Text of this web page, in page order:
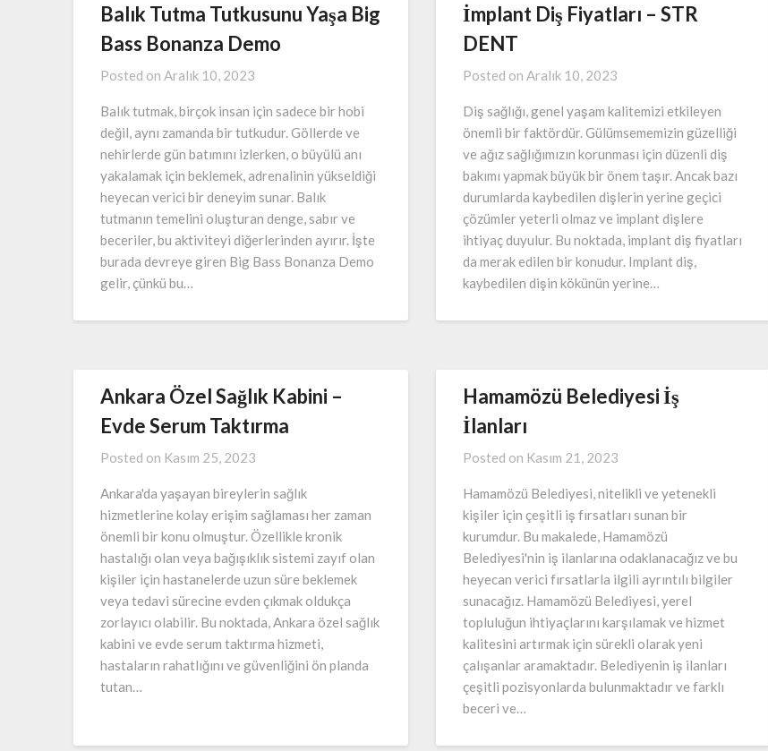
Balık Tutma Tutkusunu Yaşa Big
Bass Bonanza Demo
Posted on Aralık 10, 2023
Balık tutmak, birçok insan için sadece bir hobi
değil, aynı zamanda bir tutkudur. Göllerde ve
nehirlerde gün batımını izlerken, o büyülü anı
yakalamak için beklemek, adrenalinin yükseldiği
heyecan verici bir deneyim sunar. Balık
tutmanın temelini oluşturan denge, sabır ve
beceriler, bu aktiviteyi diğerlerinden ayırır. İşte
burada devreye giren Big Bass Bonanza Demo
gelir, çünkü bu…
İmplant Diş Fiyatları – STR
DENT
Posted on Aralık 10, 2023
Diş sağlığı, genel yaşam kalitemizi etkileyen
önemli bir faktördür. Gülümsememizin güzelliği
ve ağız sağlığımızın korunması için düzenli diş
bakımı yapmak büyük bir önem taşır. Ancak bazı
durumlarda kaybedilen dişlerin yerine geçici
çözümler yeterli olmaz ve implant dişlere
ihtiyaç duyulur. Bu noktada, implant diş fiyatları
da merak edilen bir konudur. Implant diş,
kaybedilen dişin kökünün yerine…
Ankara Özel Sağlık Kabini –
Evde Serum Taktırma
Posted on Kasım 25, 2023
Ankara'da yaşayan bireylerin sağlık
hizmetlerine kolay erişim sağlaması her zaman
önemli bir konu olmuştur. Özellikle kronik
hastalığı olan veya bağışıklık sistemi zayıf olan
kişiler için hastanelerde uzun süre beklemek
veya tedavi sürecine evden çıkmak oldukça
zorlayıcı olabilir. Bu noktada, Ankara özel sağlık
kabini ve evde serum taktırma hizmeti,
hastaların rahatlığını ve güvenliğini ön planda
tutan…
Hamamözü Belediyesi İş
İlanları
Posted on Kasım 21, 2023
Hamamözü Belediyesi, nitelikli ve yetenekli
kişiler için çeşitli iş fırsatları sunan bir
kurumdur. Bu makalede, Hamamözü
Belediyesi'nin iş ilanlarına odaklanacağız ve bu
heyecan verici fırsatlarla ilgili ayrıntılı bilgiler
sunacağız. Hamamözü Belediyesi, yerel
topluluğun ihtiyaçlarını karşılamak ve hizmet
kalitesini artırmak için sürekli olarak yeni
çalışanlar aramaktadır. Belediyenin iş ilanları
çeşitli pozisyonlarda bulunmaktadır ve farklı
beceri ve…